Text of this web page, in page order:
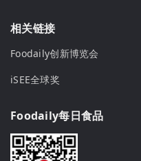
相关链接
Foodaily创新博览会
iSEE全球奖
Foodaily每日食品